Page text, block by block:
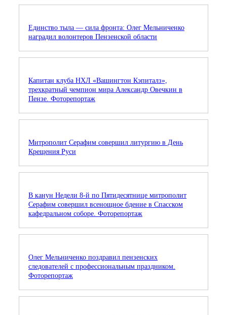
Единство тыла — сила фронта: Олег Мельниченко
наградил волонтеров Пензенской области
Капитан клуба НХЛ «Вашингтон Кэпиталз»,
трехкратный чемпион мира Александр Овечкин в
Пензе. Фоторепортаж
Митрополит Серафим совершил литургию в День
Крещения Руси
В канун Недели 8-й по Пятидесятнице митрополит
Серафим совершил всенощное бдение в Спасском
кафедральном соборе. Фоторепортаж
Олег Мельниченко поздравил пензенских
следователей с профессиональным праздником.
Фоторепортаж